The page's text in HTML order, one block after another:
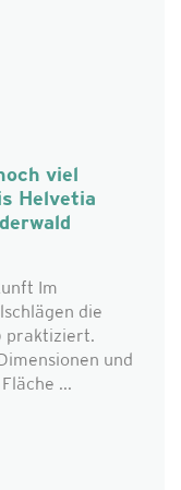
viel
Helvetia
Im
die
praktiziert.
und
...